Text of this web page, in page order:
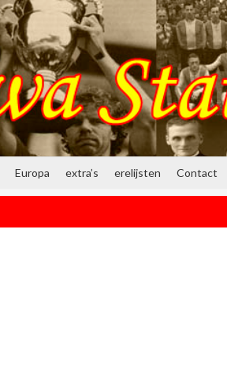
Europa extra’s erelijsten Contact